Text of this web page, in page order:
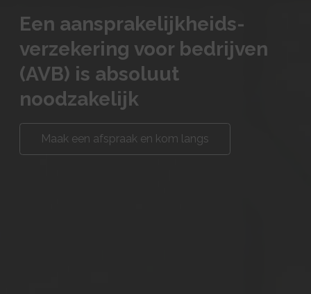
Een aansprakelijkheids-
verzekering voor bedrijven
(AVB) is absoluut
noodzakelijk
Maak een afspraak en kom langs